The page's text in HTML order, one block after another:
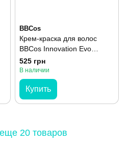
BBCos
Крем-краска для волос
BBCos Innovation Evo
№4.07 Chestnut Natural
Tobacco 100 мл
525 грн
В наличии
Купить
20 товаров